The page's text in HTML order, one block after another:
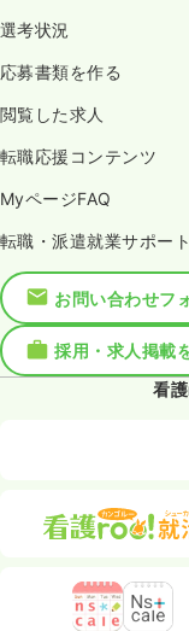
選考状況
応募書類を作る
閲覧した求人
転職応援コンテンツ
MyページFAQ
転職・派遣就業サポー
お問い合わせフ
採用・求人掲載
看